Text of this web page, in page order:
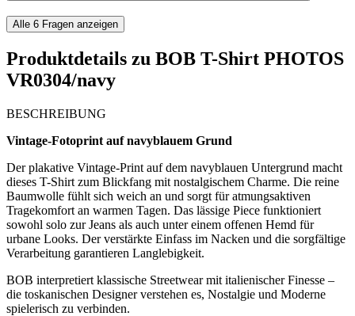
Alle 6 Fragen anzeigen
Produktdetails zu BOB T-Shirt PHOTOS
VR0304/navy
BESCHREIBUNG
Vintage-Fotoprint auf navyblauem Grund
Der plakative Vintage-Print auf dem navyblauen Untergrund macht
dieses T-Shirt zum Blickfang mit nostalgischem Charme. Die reine
Baumwolle fühlt sich weich an und sorgt für atmungsaktiven
Tragekomfort an warmen Tagen. Das lässige Piece funktioniert
sowohl solo zur Jeans als auch unter einem offenen Hemd für
urbane Looks. Der verstärkte Einfass im Nacken und die sorgfältige
Verarbeitung garantieren Langlebigkeit.
BOB interpretiert klassische Streetwear mit italienischer Finesse –
die toskanischen Designer verstehen es, Nostalgie und Moderne
spielerisch zu verbinden.